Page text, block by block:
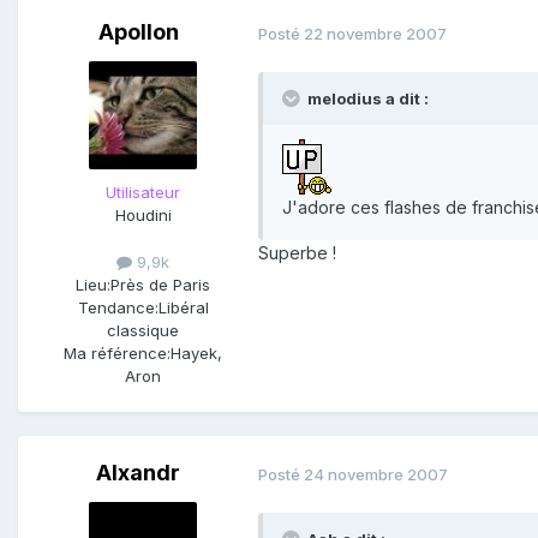
Apollon
Utilisateur
Houdini
9,9k
Lieu:Près de Paris
Tendance:Libéral
classique
Ma référence:Hayek,
Aron
Posté 22 novembre 2007
melodius a dit :
J'adore ces flashes de
Superbe !
Alxandr Posté 24 novembre 2007